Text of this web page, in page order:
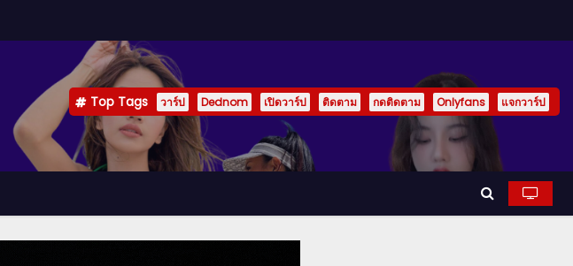
Top Tags วาร์ป Dednom เปิดวาร์ป ติดตาม กดติดตาม Onlyfans แจกวาร์ป